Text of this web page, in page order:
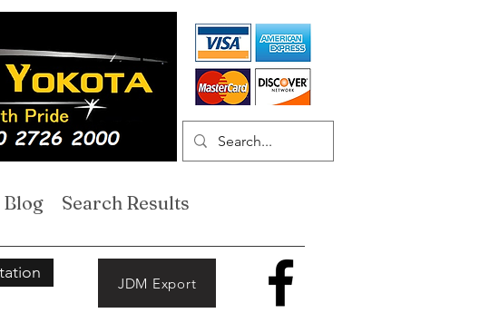
Blog Search Results
JDM Export